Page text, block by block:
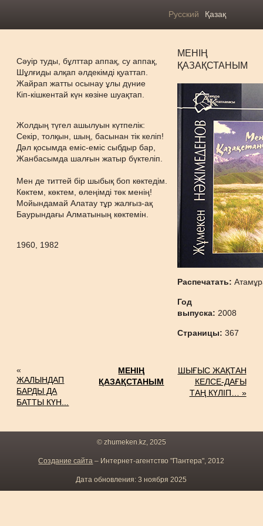
Русский Қазақ
Сәуір туды, бұлттар аппақ, су аппақ,
Шұлғиды алқап әлдекімді қуаттап.
Жайрап жатты осынау ұлы дүние
Кіп-кішкентай күн көзіне шуақтап.
Жолдың түгел ашылуын күтпелік:
Секір, толқын, шың, басынан тік келіп!
Дәл қосымда еміс-еміс сыбдыр бар,
Жанбасымда шалғын жатыр бүктеліп.
Мен де титтей бір шыбық боп көктедім.
Көктем, көктем, өлеңімді төк менің!
Мойындамай Алатау тұр жалғыз-ақ
Баурындағы Алматының көктемін.
1960, 1982
МЕНІҢ
ҚАЗАҚСТАНЫМ
Распечатать:
Год
выпуска: 2008
Страницы:367
«
ЖАЛЫНДАП
БАРДЫ ДА
БАТТЫ КҮН...
МЕНІҢ
ҚАЗАҚСТАНЫМ
ШЫҒЫС ЖАҚТАН
КЕЛСЕ-ДАҒЫ
ТАҢ КҮЛІП… »
© zhumeken.kz, 2025
Создание сайта – Интернет-агентство "Пантера", 2012
Дата обновления: 3 ноября 2025